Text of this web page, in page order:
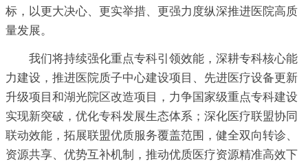
标，以更大决心、更实举措、更强力度纵深推进医院高质
量发展。
我们将持续强化重点专科引领效能，深耕专科核心能
力建设，推进医院质子中心建设项目、先进医疗设备更新
升级项目和湖光院区改造项目，力争国家级重点专科建设
实现新突破，优化专科发展生态体系；深化医疗联盟协同
联动效能，拓展联盟优质服务覆盖范围，健全双向转诊、
资源共享、优势互补机制，推动优质医疗资源精准高效下